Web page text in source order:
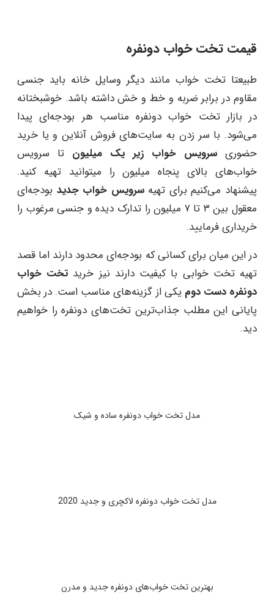
قیمت تخت خواب دونفره
طبیعتا تخت خواب مانند دیگر وسایل خانه باید جنسی
مقاوم در برابر ضربه و خط و خش داشته باشد. خوشبختانه
در بازار تخت خواب‌ دونفره مناسب هر بودجه‌ای پیدا
می‌شود. با سر زدن به سایت‌های فروش آنلاین و یا خرید
حضوری سرویس خواب زیر یک میلیونتا سرویس
خواب‌های بالای پنجاه میلیون را میتوانید تهیه کنید.
پیشنهاد می‌کنیم برای تهیهسرویس خواب جدیدبودجه‌ای
معقول بین ۳ تا ۷ میلیون را تدارک دیده و جنسی مرغوب را
خریداری فرمایید.
در این میان برای کسانی که بودجه‌ای محدود دارند اما قصد
تهیه تخت خوابی با کیفیت دارند نیز خریدتخت خواب
دونفره دست دومیکی از گزینه‌های مناسب است. در بخش
پایانی این مطلب جذاب‌ترین تخت‌های دونفره را خواهیم
دید.
مدل تخت خواب دونفره ساده و شیک
مدل تخت خواب دونفره لاکچری و جدید 2020
بهترین تخت خواب‌های دونفره جدید و مدرن